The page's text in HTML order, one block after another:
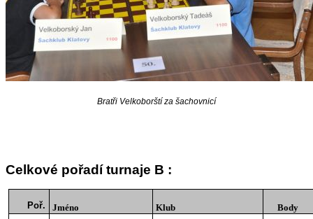
Bratři Velkoborští za šachovnicí
Celkové pořadí turnaje B :
Poř. Jméno Klub Body